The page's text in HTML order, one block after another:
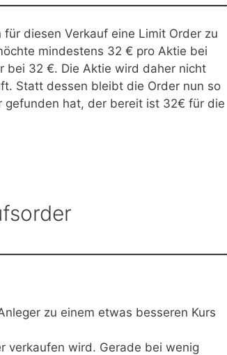
diesen Verkauf eine Limit Order zu
mindestens 32 € pro Aktie bei
bei 32 €. Die Aktie wird daher nicht
Statt dessen bleibt die Order nun so
hat, der bereit ist 32€ für die
zu einem etwas besseren Kurs
verkaufen wird. Gerade bei wenig